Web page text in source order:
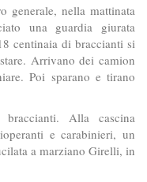
generale, nella mattinata
una guardia giurata
centinaia di braccianti si
Arrivano dei camion
Poi sparano e tirano
braccianti. Alla cascina
e carabinieri, un
a marziano Girelli, in